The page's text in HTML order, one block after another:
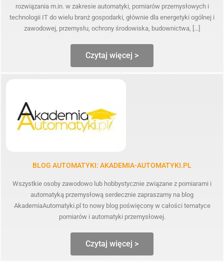
rozwiązania m.in. w zakresie automatyki, pomiarów przemysłowych i
technologii IT do wielu branż gospodarki, głównie dla energetyki ogólnej i
zawodowej, przemysłu, ochrony środowiska, budownictwa, […]
Czytaj więcej >
BLOG AUTOMATYKI: AKADEMIA-AUTOMATYKI.PL
Wszystkie osoby zawodowo lub hobbystycznie związane z pomiarami i
automatyką przemysłową serdecznie zapraszamy na blog
AkademiaAutomatyki.pl to nowy blog poświęcony w całości tematyce
pomiarów i automatyki przemysłowej.
Czytaj więcej >